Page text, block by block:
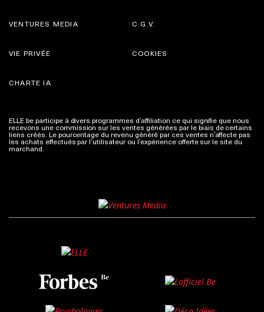
VENTURES MEDIA C.G.V.
VIE PRIVÉE
CHARTE IA
COOKIES
ELLE.be participe à divers programmes d’affiliation ce qui signifie que nous
recevons une commission sur les ventes générées par le biais de certains
liens créés. Le pourcentage du revenu généré par ces ventes n’affecte pas
les achats effectués par l’utilisateur ou l’expérience offerte sur le site du
marchand. Plus d'infos